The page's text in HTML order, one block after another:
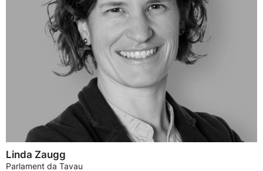
Linda Zaugg
Parlament da Tavau